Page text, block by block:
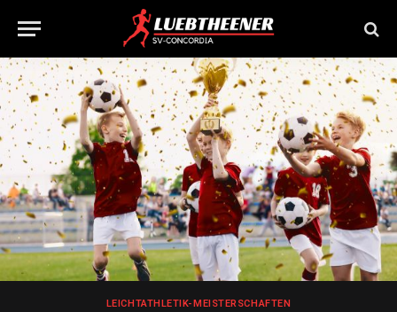
LEICHTATHLETIK-MEISTERSCHAFTEN